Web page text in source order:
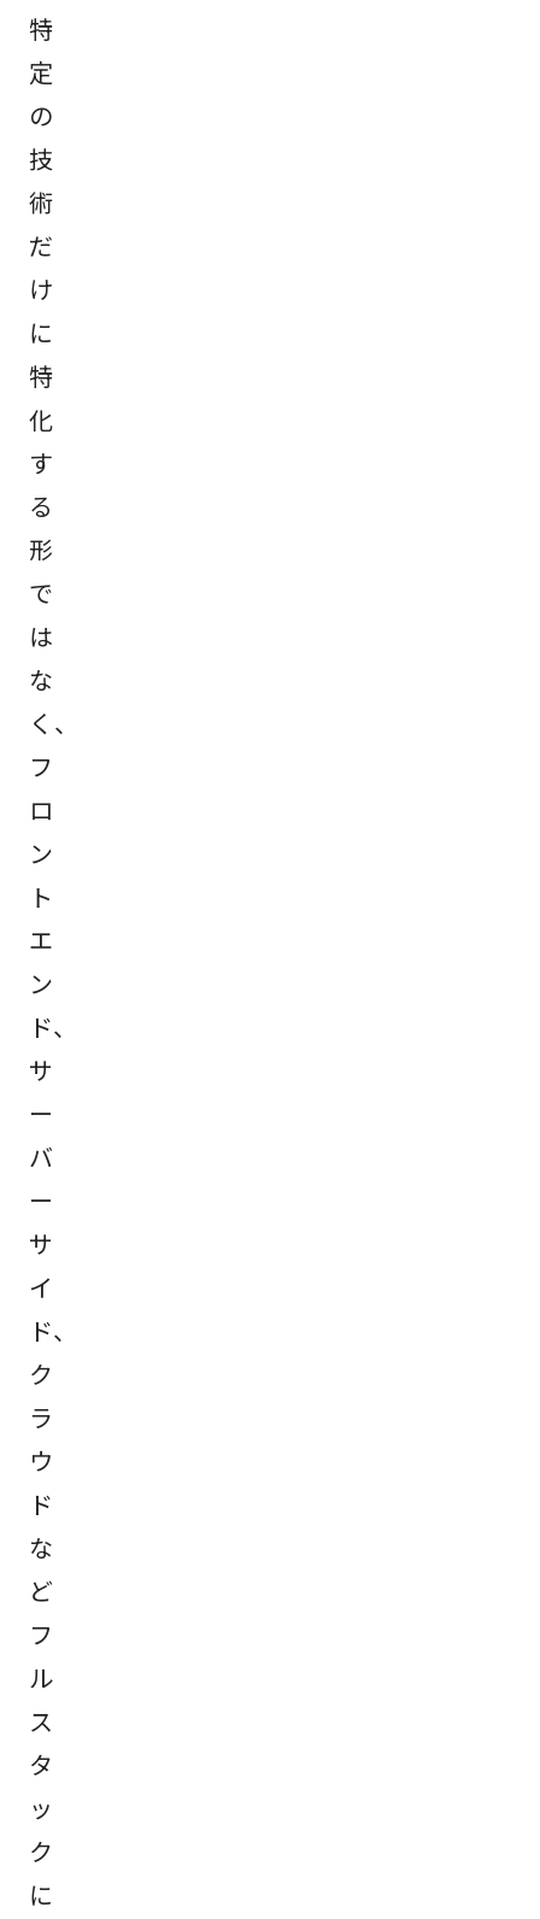
特
定
の
技
術
だ
け
に
特
化
す
る
形
で
は
な
く、
フ
ロ
ン
ト
エ
ン
ド、
サ
ー
バ
ー
サ
イ
ド、
ク
ラ
ウ
ド
な
ど
フ
ル
ス
タ
ッ
ク
に